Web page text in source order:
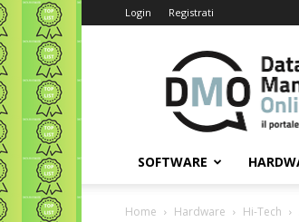
Login Registrati
SOFTWARE
Home Hardware Hi-Tech